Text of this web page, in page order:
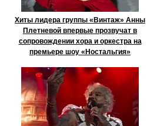
Хиты лидера группы «Винтаж» Анны
Плетневой впервые прозвучат в
сопровождении хора и оркестра на
премьере шоу «Ностальгия»